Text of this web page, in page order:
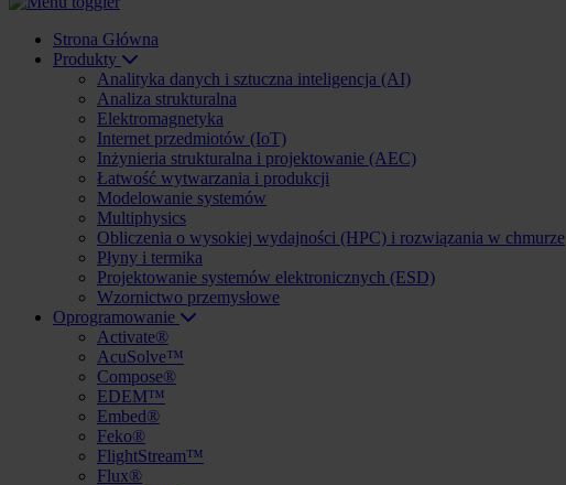
Strona Główna
Produkty
Analityka danych i sztuczna inteligencja (AI)
Analiza strukturalna
Elektromagnetyka
Internet przedmiotów (IoT)
Inżynieria strukturalna i projektowanie (AEC)
Łatwość wytwarzania i produkcji
Modelowanie systemów
Multiphysics
Obliczenia o wysokiej wydajności (HPC) i rozwiązania w chmurze
Płyny i termika
Projektowanie systemów elektronicznych (ESD)
Wzornictwo przemysłowe
Oprogramowanie
Activate®
AcuSolve™
Compose®
EDEM™
Embed®
Feko®
FlightStream™
Flux®